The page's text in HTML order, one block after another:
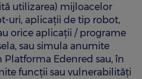
utilizarea) mijloacelor
uri, aplicații de tip robot,
orice aplicații / programe
sau simula anumite
Platforma Edenred sau, în
funcții sau vulnerabilități